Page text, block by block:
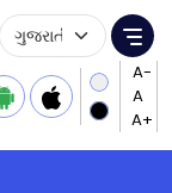
Language